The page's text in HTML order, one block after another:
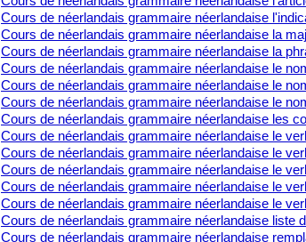
Cours de néerlandais grammaire néerlandaise
Cours de néerlandais grammaire néerlandaise la
Cours de néerlandais grammaire néerlandaise la
Cours de néerlandais grammaire néerlandaise le
Cours de néerlandais grammaire néerlandaise le
Cours de néerlandais grammaire néerlandaise le
Cours de néerlandais grammaire néerlandaise les
Cours de néerlandais grammaire néerlandaise le
Cours de néerlandais grammaire néerlandaise le
Cours de néerlandais grammaire néerlandaise le
Cours de néerlandais grammaire néerlandaise le
Cours de néerlandais grammaire néerlandaise le
Cours de néerlandais grammaire néerlandaise liste
Cours de néerlandais grammaire néerlandaise